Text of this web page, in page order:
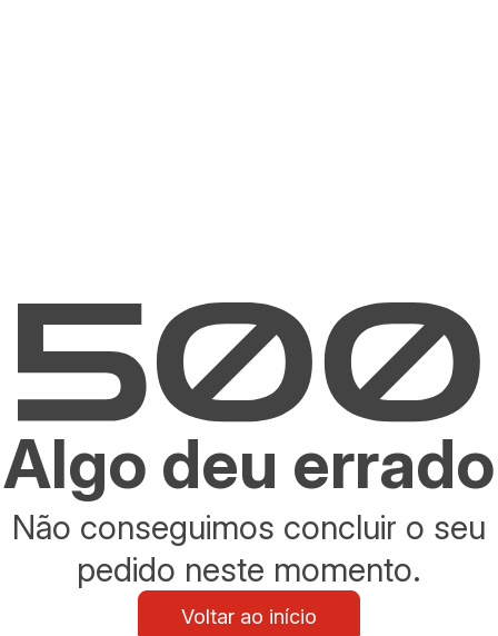
Algo deu errado
Não conseguimos concluir o seu
pedido neste momento.
Voltar ao início